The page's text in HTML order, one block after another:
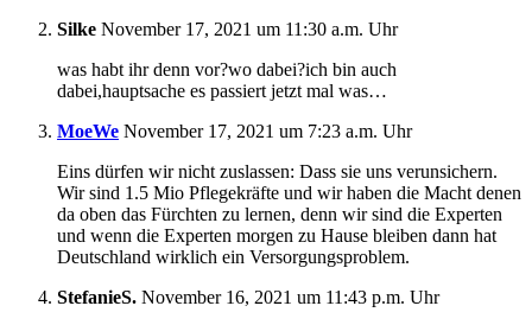
Silke November 17, 2021 um 11:30 a.m. Uhr
was habt ihr denn vor?wo dabei?ich bin auch
dabei,hauptsache es passiert jetzt mal was…
MoeWe November 17, 2021 um 7:23 a.m. Uhr
Eins dürfen wir nicht zuslassen: Dass sie uns verunsichern.
Wir sind 1.5 Mio Pflegekräfte und wir haben die Macht denen
da oben das Fürchten zu lernen, denn wir sind die Experten
und wenn die Experten morgen zu Hause bleiben dann hat
Deutschland wirklich ein Versorgungsproblem.
StefanieS. November 16, 2021 um 11:43 p.m. Uhr